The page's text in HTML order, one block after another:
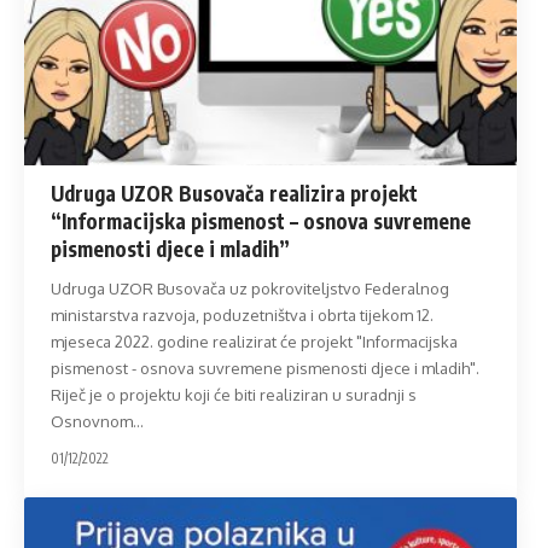
Udruga UZOR Busovača realizira projekt
“Informacijska pismenost – osnova suvremene
pismenosti djece i mladih”
Udruga UZOR Busovača uz pokroviteljstvo Federalnog
ministarstva razvoja, poduzetništva i obrta tijekom 12.
mjeseca 2022. godine realizirat će projekt "Informacijska
pismenost - osnova suvremene pismenosti djece i mladih".
Riječ je o projektu koji će biti realiziran u suradnji s
Osnovnom…
01/12/2022